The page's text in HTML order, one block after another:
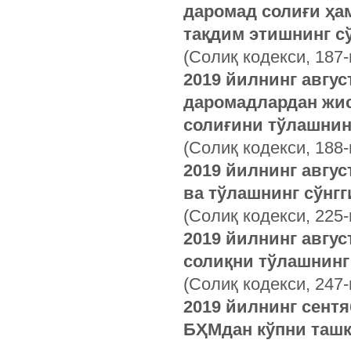
даромад солиғи
тақдим этишнинг
(Солиқ кодекси,
2019 йилнинг
даромадлардан
солиғини
(Солиқ кодекси,
2019 йилнинг
ва тўлашнинг
(Солиқ кодекси,
2019 йилнинг
солиқни тўлашнинг
(Солиқ кодекси,
2019 йилнинг
БҲМдан кўпни